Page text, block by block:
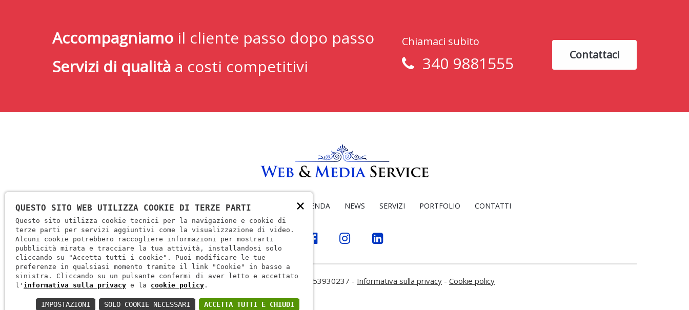
Accompagniamo il cliente passo dopo passo
Servizi di qualità a costi competitivi
Chiamaci subito
340 9881555 Contattaci
HOME COME LAVORIAMO L'AZIENDA NEWS SERVIZI PORTFOLIO CONTATTI
Web & Media Service - P.IVA: 04153930237 - Informativa sulla privacy - Cookie policy
×
QUESTO SITO WEB UTILIZZA COOKIE DI TERZE PARTI
Questo sito utilizza cookie tecnici per la navigazione e cookie di
terze parti per servizi aggiuntivi come la visualizzazione di video.
Alcuni cookie potrebbero raccogliere informazioni per mostrarti
pubblicità mirata e tracciare la tua attività, installandosi solo
cliccando su "Accetta tutti i cookie". Puoi modificare le tue
preferenze in qualsiasi momento tramite il link "Cookie" in basso a
sinistra. Cliccando su un pulsante confermi di aver letto e accettato
l' informativa sulla privacy e la cookie policy .
ACCETTA TUTTI E CHIUDI
SOLO COOKIE NECESSARI
IMPOSTAZIONI